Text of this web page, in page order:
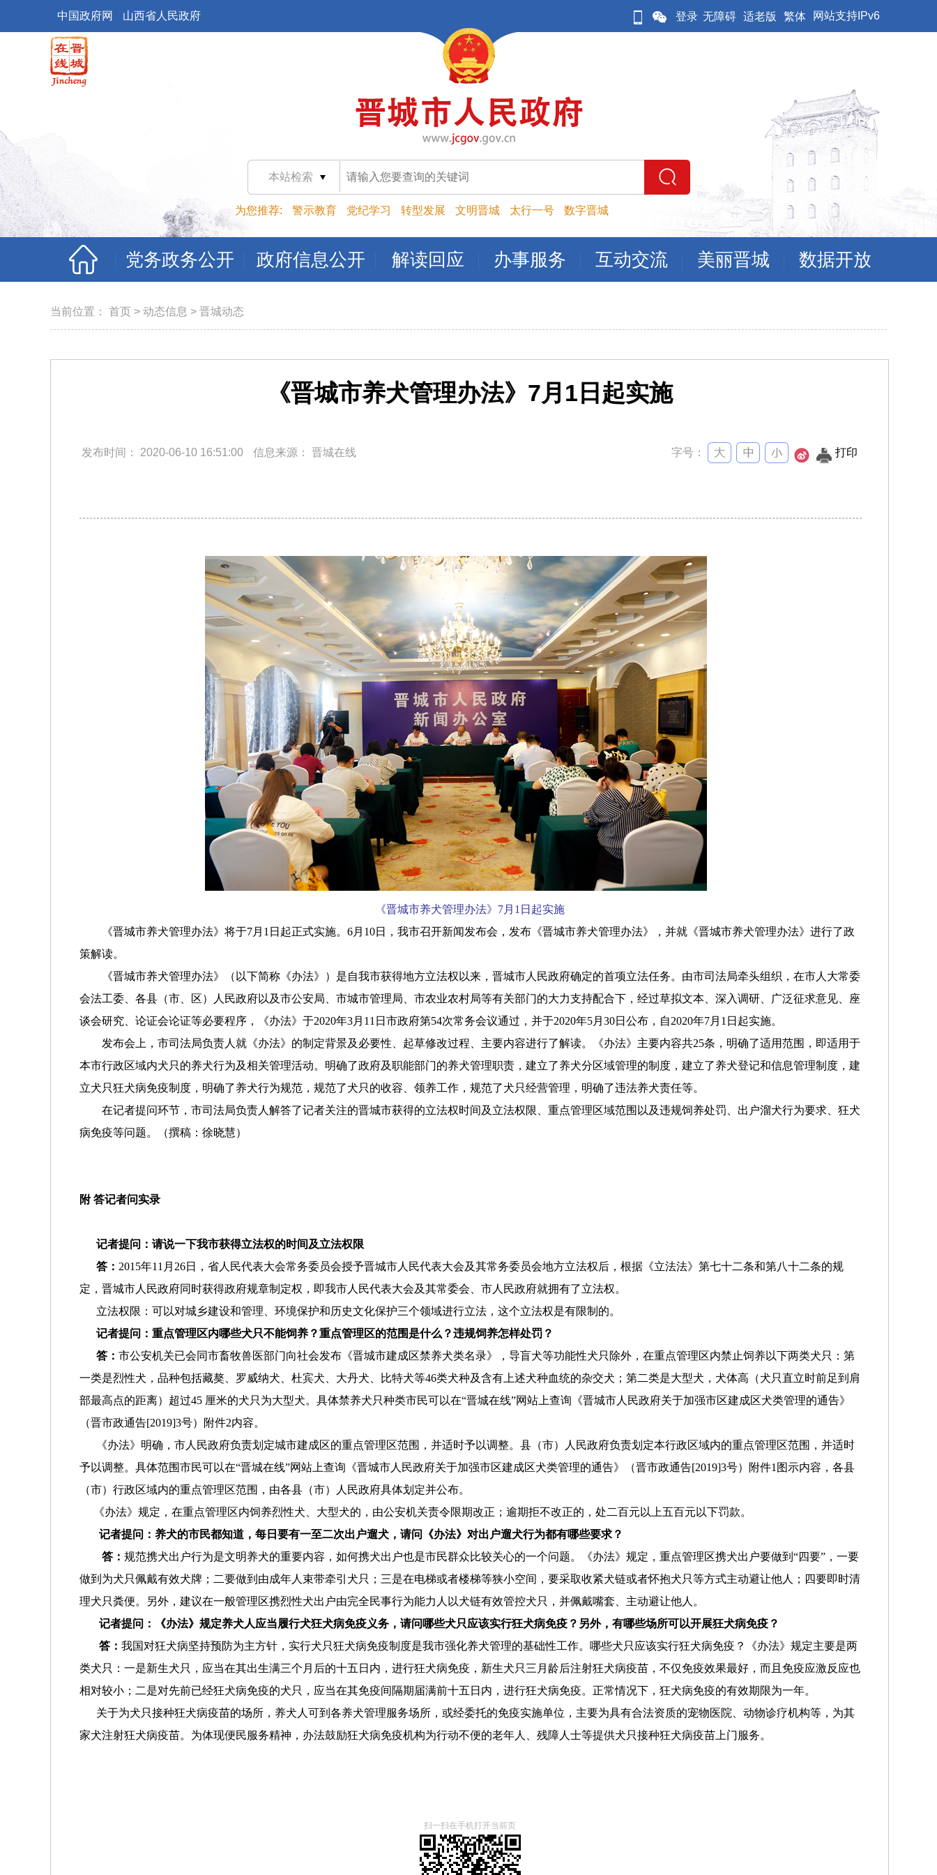
中国政府网 山西省人民政府 登录 无障碍 适老版 繁体 网站支持IPv6
本站检索
为您推荐: 警示教育 党纪学习 转型发展 文明晋城 太行一号 数字晋城
党务政务公开 政府信息公开 解读回应 办事服务 互动交流 美丽晋城 数据开放
当前位置： 首页 > 动态信息 > 晋城动态
《晋城市养犬管理办法》7月1日起实施
发布时间： 2020-06-10 16:51:00 信息来源： 晋城在线 字号： 打印
《晋城市养犬管理办法》7月1日起实施
《晋城市养犬管理办法》将于7月1日起正式实施。6月10日，我市召开新闻发布会，发布《晋城市养犬管理办法》，并就《晋城市养犬管理办法》进行了政
策解读。
《晋城市养犬管理办法》（以下简称《办法》）是自我市获得地方立法权以来，晋城市人民政府确定的首项立法任务。由市司法局牵头组织，在市人大常委
会法工委、各县（市、区）人民政府以及市公安局、市城市管理局、市农业农村局等有关部门的大力支持配合下，经过草拟文本、深入调研、广泛征求意见、座
谈会研究、论证会论证等必要程序，《办法》于2020年3月11日市政府第54次常务会议通过，并于2020年5月30日公布，自2020年7月1日起实施。
发布会上，市司法局负责人就《办法》的制定背景及必要性、起草修改过程、主要内容进行了解读。《办法》主要内容共25条，明确了适用范围，即适用于
本市行政区域内犬只的养犬行为及相关管理活动。明确了政府及职能部门的养犬管理职责，建立了养犬分区域管理的制度，建立了养犬登记和信息管理制度，建
立犬只狂犬病免疫制度，明确了养犬行为规范，规范了犬只的收容、领养工作，规范了犬只经营管理，明确了违法养犬责任等。
在记者提问环节，市司法局负责人解答了记者关注的晋城市获得的立法权时间及立法权限、重点管理区域范围以及违规饲养处罚、出户溜犬行为要求、狂犬
病免疫等问题。（撰稿：徐晓慧）
附 答记者问实录
记者提问：请说一下我市获得立法权的时间及立法权限
答： 2015年11月26日，省人民代表大会常务委员会授予晋城市人民代表大会及其常务委员会地方立法权后，根据《立法法》第七十二条和第八十二条的规
定，晋城市人民政府同时获得政府规章制定权，即我市人民代表大会及其常委会、市人民政府就拥有了立法权。
立法权限：可以对城乡建设和管理、环境保护和历史文化保护三个领域进行立法，这个立法权是有限制的。
记者提问：重点管理区内哪些犬只不能饲养？重点管理区的范围是什么？违规饲养怎样处罚？
答： 市公安机关已会同市畜牧兽医部门向社会发布《晋城市建成区禁养犬类名录》，导盲犬等功能性犬只除外，在重点管理区内禁止饲养以下两类犬只：第
一类是烈性犬，品种包括藏獒、罗威纳犬、杜宾犬、大丹犬、比特犬等46类犬种及含有上述犬种血统的杂交犬；第二类是大型犬，犬体高（犬只直立时前足到肩
部最高点的距离）超过45 厘米的犬只为大型犬。具体禁养犬只种类市民可以在“晋城在线”网站上查询《晋城市人民政府关于加强市区建成区犬类管理的通告》
（晋市政通告[2019]3号）附件2内容。
《办法》明确，市人民政府负责划定城市建成区的重点管理区范围，并适时予以调整。县（市）人民政府负责划定本行政区域内的重点管理区范围，并适时
予以调整。具体范围市民可以在“晋城在线”网站上查询《晋城市人民政府关于加强市区建成区犬类管理的通告》（晋市政通告[2019]3号）附件1图示内容，各县
（市）行政区域内的重点管理区范围，由各县（市）人民政府具体划定并公布。
《办法》规定，在重点管理区内饲养烈性犬、大型犬的，由公安机关责令限期改正；逾期拒不改正的，处二百元以上五百元以下罚款。
记者提问 ：养犬的市民都知道，每日要有一至二次出户遛犬，请问《办法》对出户遛犬行为都有哪些要求？
答： 规范携犬出户行为是文明养犬的重要内容，如何携犬出户也是市民群众比较关心的一个问题。《办法》规定，重点管理区携犬出户要做到“四要”，一要
做到为犬只佩戴有效犬牌；二要做到由成年人束带牵引犬只；三是在电梯或者楼梯等狭小空间，要采取收紧犬链或者怀抱犬只等方式主动避让他人；四要即时清
理犬只粪便。另外，建议在一般管理区携烈性犬出户由完全民事行为能力人以犬链有效管控犬只，并佩戴嘴套、主动避让他人。
记者提问：《办法》规定养犬人应当履行犬狂犬病免疫义务，请问哪些犬只应该实行狂犬病免疫？另外，有哪些场所可以开展狂犬病免疫？
答： 我国对狂犬病坚持预防为主方针，实行犬只狂犬病免疫制度是我市强化养犬管理的基础性工作。哪些犬只应该实行狂犬病免疫？《办法》规定主要是两
类犬只：一是新生犬只，应当在其出生满三个月后的十五日内，进行狂犬病免疫，新生犬只三月龄后注射狂犬病疫苗，不仅免疫效果最好，而且免疫应激反应也
相对较小；二是对先前已经狂犬病免疫的犬只，应当在其免疫间隔期届满前十五日内，进行狂犬病免疫。正常情况下，狂犬病免疫的有效期限为一年。
关于为犬只接种狂犬病疫苗的场所，养犬人可到各养犬管理服务场所，或经委托的免疫实施单位，主要为具有合法资质的宠物医院、动物诊疗机构等，为其
家犬注射狂犬病疫苗。为体现便民服务精神，办法鼓励狂犬病免疫机构为行动不便的老年人、残障人士等提供犬只接种狂犬病疫苗上门服务。
扫一扫在手机打开当前页